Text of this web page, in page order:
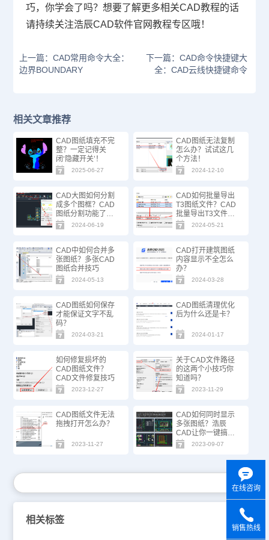
巧，你学会了吗？想要了解更多相关CAD教程的话
请持续关注浩辰CAD软件官网教程专区哦！
上一篇：CAD常用命令大全：
边界BOUNDARY
下一篇：CAD命令快捷键大
全：CAD云线快捷键命令
相关文章推荐
CAD图纸填充不完
整？一定记得关
闭‘隐藏开关’！
2025-06-27
CAD图纸无法复制
怎么办？试试这几
个方法！
2024-12-10
CAD大图如何分割
成多个图框？CAD
图纸分割功能了解
一下！2024-06-19
CAD如何批量导出
T3图纸文件？CAD
批量导出T3文件方
法步骤2024-05-21
CAD中如何合并多
张图纸？多张CAD
图纸合并技巧
2024-05-13
CAD打开建筑图纸
内容显示不全怎么
办？
2024-03-28
CAD图纸如何保存
才能保证文字不乱
码？
2024-03-21
​CAD图纸清理优化
后为什么还是卡？
2024-01-17
如何修复损坏的
CAD图纸文件？
CAD文件修复技巧
2023-12-27
关于CAD文件路径
的这两个小技巧你
知道吗？
2023-11-29
CAD图纸文件无法
拖拽打开怎么办？
2023-11-27
CAD如何同时显示
多张图纸？浩辰
CAD让你一键搞
定！
2023-09-07
相关标签
在线咨询
销售热线